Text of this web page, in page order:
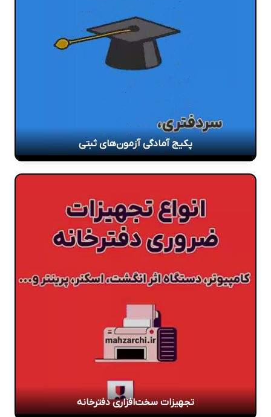
پکیج آمادگی آزمون‌های ثبتی
تجهیزات سخت‌افزاری دفترخانه